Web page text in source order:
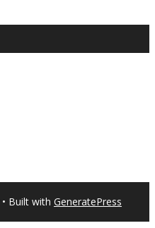
• Built with GeneratePress